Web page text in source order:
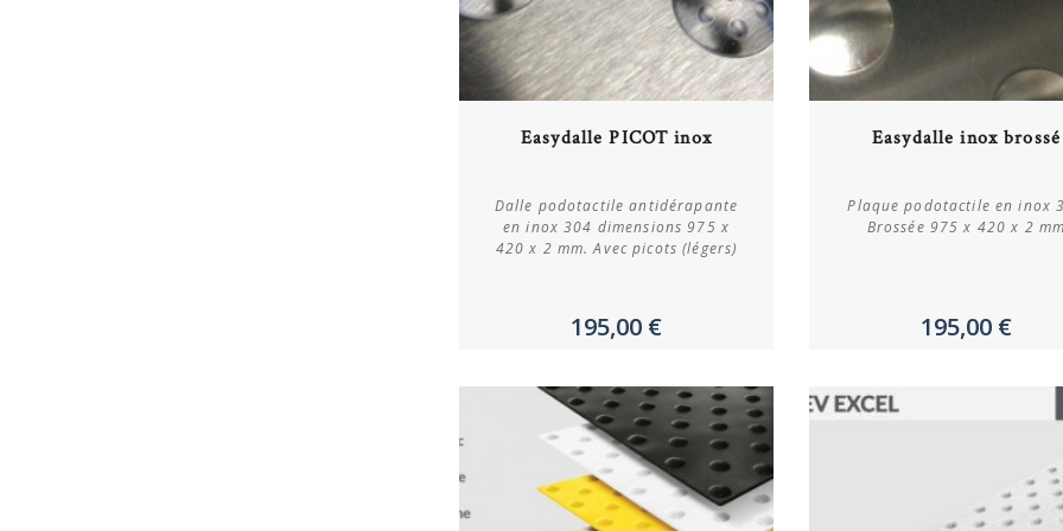
Plus de détails
Easydalle PICOT inox
Dalle podotactile antidérapante
en inox 304 dimensions 975 x
420 x 2 mm. Avec picots (légers)
195,00 €
Plus de détails
Easydalle inox brossé
Plaque podotactile en inox
Brossée 975 x 420 x 2 mm
195,00 €